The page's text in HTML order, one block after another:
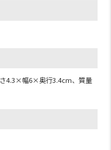
さ4.3×幅6×奥行3.4cm、質量